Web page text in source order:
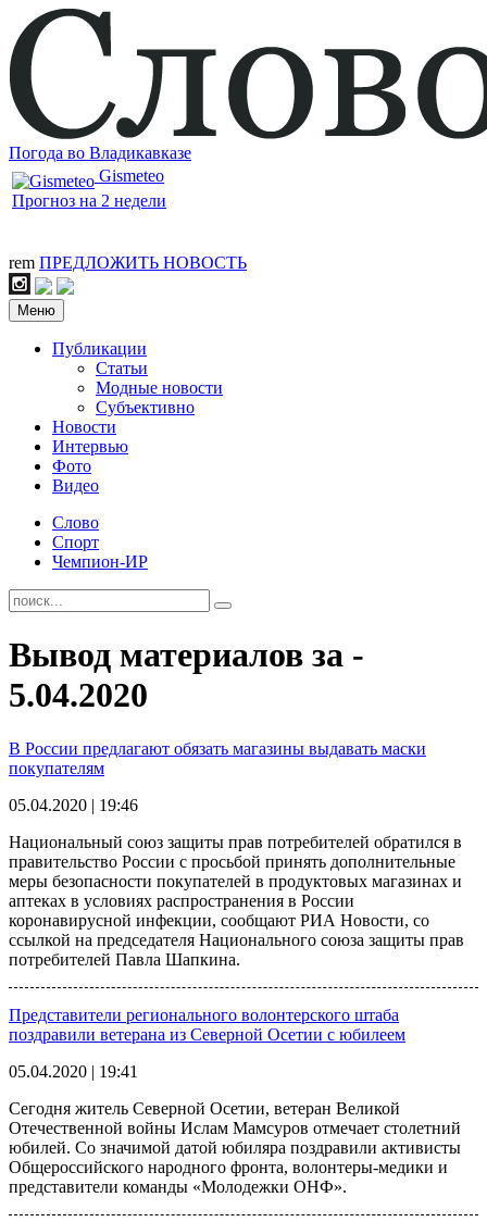
Погода во Владикавказе
Gismeteo
Прогноз на 2 недели
rem ПРЕДЛОЖИТЬ НОВОСТЬ
Меню
Публикации
Статьи
Модные новости
Субъективно
Новости
Интервью
Фото
Видео
Слово
Спорт
Чемпион-ИР
Вывод материалов за -
5.04.2020
В России предлагают обязать магазины выдавать маски
покупателям
05.04.2020 | 19:46
Национальный союз защиты прав потребителей обратился в
правительство России с просьбой принять дополнительные
меры безопасности покупателей в продуктовых магазинах и
аптеках в условиях распространения в России
коронавирусной инфекции, сообщают РИА Новости, со
ссылкой на председателя Национального союза защиты прав
потребителей Павла Шапкина.
Представители регионального волонтерского штаба
поздравили ветерана из Северной Осетии с юбилеем
05.04.2020 | 19:41
Сегодня житель Северной Осетии, ветеран Великой
Отечественной войны Ислам Мамсуров отмечает столетний
юбилей. Со значимой датой юбиляра поздравили активисты
Общероссийского народного фронта, волонтеры-медики и
представители команды «Молодежки ОНФ».